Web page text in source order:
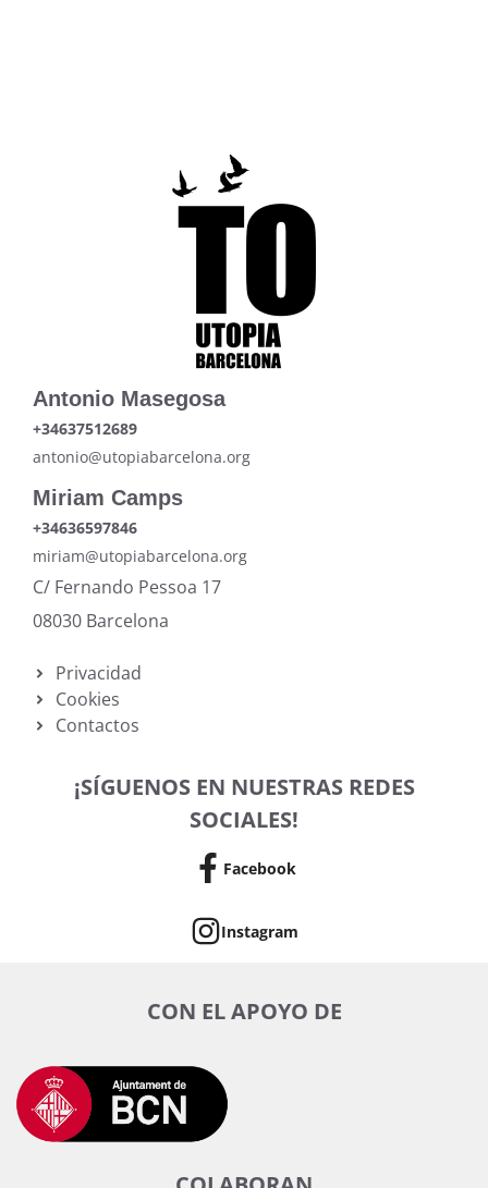
Antonio Masegosa
+34637512689
antonio@utopiabarcelona.org
Miriam Camps
+34636597846
miriam@utopiabarcelona.org
C/ Fernando Pessoa 17
08030 Barcelona
Privacidad
Cookies
Contactos
¡SÍGUENOS EN NUESTRAS REDES
SOCIALES!
Facebook
Instagram
CON EL APOYO DE